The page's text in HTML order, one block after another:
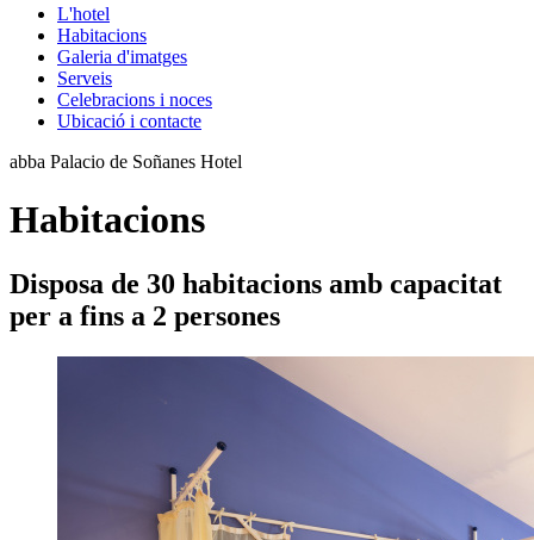
L'hotel
Habitacions
Galeria d'imatges
Serveis
Celebracions i noces
Ubicació i contacte
abba Palacio de Soñanes Hotel
Habitacions
Disposa de 30 habitacions amb capacitat
per a fins a 2 persones